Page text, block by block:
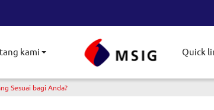
kami
Toggle submenu
Quick
Sesuai bagi Anda?